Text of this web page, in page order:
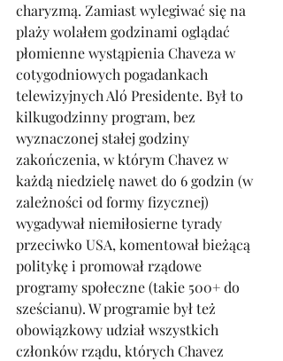
charyzmą. Zamiast wylegiwać się na
plaży wolałem godzinami oglądać
płomienne wystąpienia Chaveza w
cotygodniowych pogadankach
telewizyjnych Aló Presidente. Był to
kilkugodzinny program, bez
wyznaczonej stałej godziny
zakończenia, w którym Chavez w
każdą niedzielę nawet do 6 godzin (w
zależności od formy fizycznej)
wygadywał niemiłosierne tyrady
przeciwko USA, komentował bieżącą
politykę i promował rządowe
programy społeczne (takie 500+ do
sześcianu). W programie był też
obowiązkowy udział wszystkich
członków rządu, których Chavez